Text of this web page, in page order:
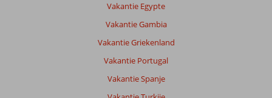
Vakantie Egypte
Vakantie Gambia
Vakantie Griekenland
Vakantie Portugal
Vakantie Spanje